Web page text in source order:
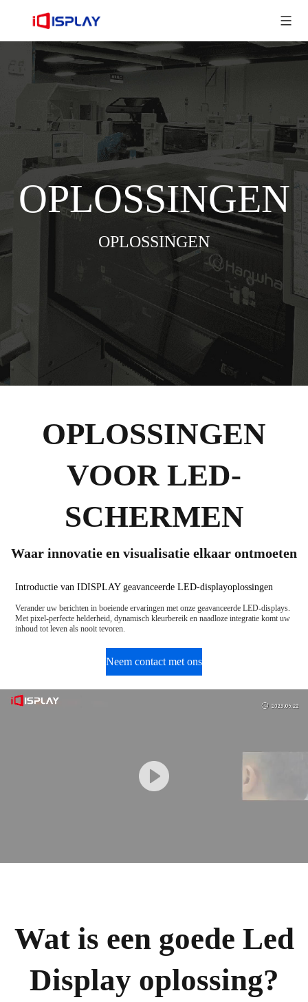
OPLOSSINGEN
OPLOSSINGEN
OPLOSSINGEN
VOOR LED-
SCHERMEN
Waar innovatie en visualisatie elkaar ontmoeten
Introductie van IDISPLAY geavanceerde LED-displayoplossingen
Verander uw berichten in boeiende ervaringen met onze geavanceerde LED-displays.
Met pixel-perfecte helderheid, dynamisch kleurbereik en naadloze integratie komt uw
inhoud tot leven als nooit tevoren.
Neem contact met ons
op
Wat is een goede Led
Display oplossing?